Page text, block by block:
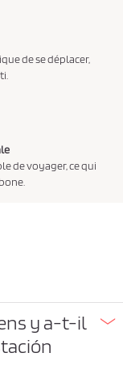
de se déplacer,
de voyager, ce qui
y a-t-il